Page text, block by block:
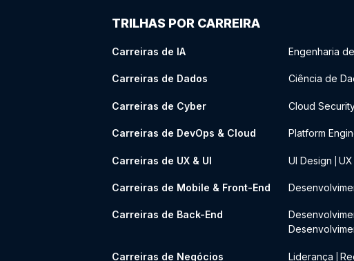
TRILHAS POR CARREIRA
Carreiras de IA Engenharia
Carreiras de Dados Ciência de
Carreiras de Cyber Cloud
Carreiras de DevOps & Cloud Platform
Carreiras de UX & UI UI Design
Carreiras de Mobile & Front-End
Carreiras de Back-End
Carreiras de Negócios Liderança